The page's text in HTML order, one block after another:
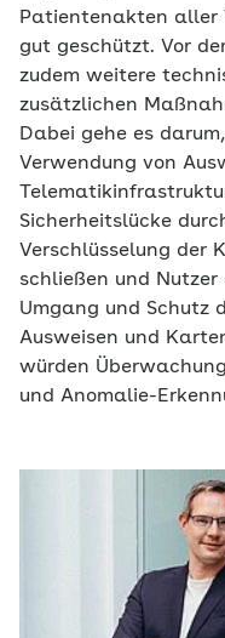
Patientenakten aller
gut geschützt. Vor
zudem weitere
zusätzlichen
Dabei gehe es
Verwendung von
Sicherheitslücke
Verschlüsselung der
schließen und
Umgang und Schutz
Ausweisen und
würden
und Anomalie-